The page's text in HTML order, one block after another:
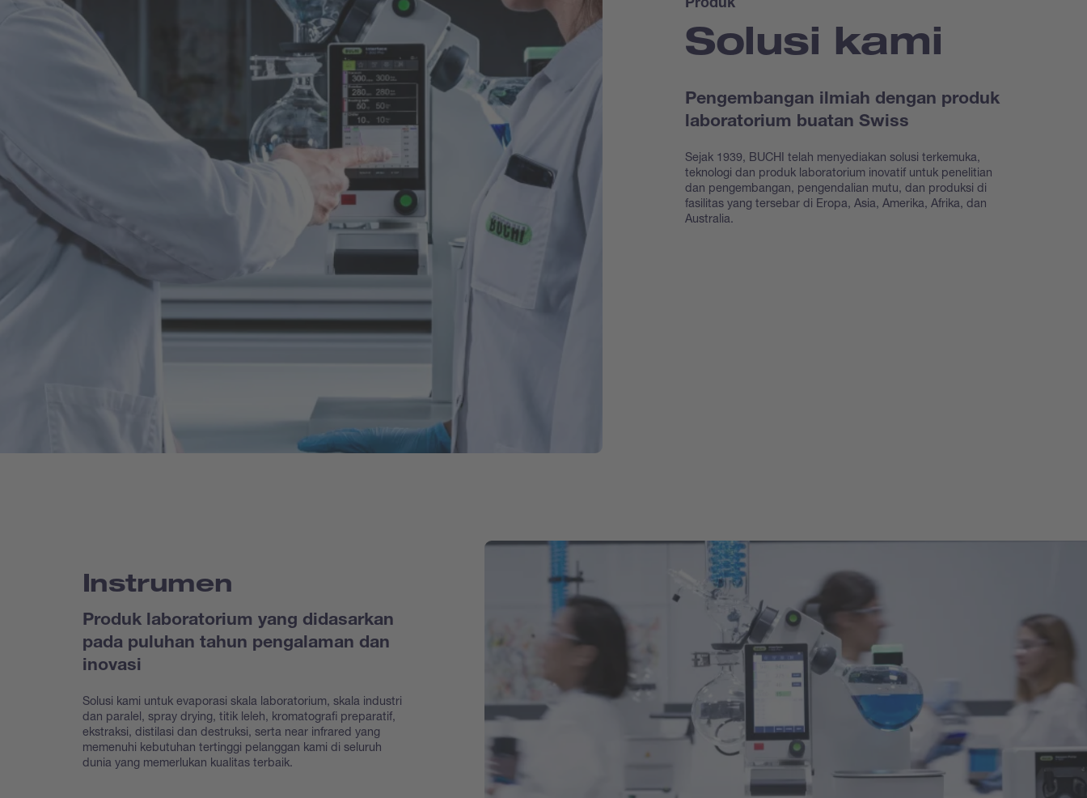
Produk
Solusi kami
Pengembangan ilmiah dengan produk
laboratorium buatan Swiss
Sejak 1939, BUCHI telah menyediakan solusi terkemuka,
teknologi dan produk laboratorium inovatif untuk penelitian
dan pengembangan, pengendalian mutu, dan produksi di
fasilitas yang tersebar di Eropa, Asia, Amerika, Afrika, dan
Australia.
Instrumen
Produk laboratorium yang didasarkan
pada puluhan tahun pengalaman dan
inovasi
Solusi kami untuk evaporasi skala laboratorium, skala industri
dan paralel, spray drying, titik leleh, kromatografi preparatif,
ekstraksi, distilasi dan destruksi, serta near infrared yang
memenuhi kebutuhan tertinggi pelanggan kami di seluruh
dunia yang memerlukan kualitas terbaik.